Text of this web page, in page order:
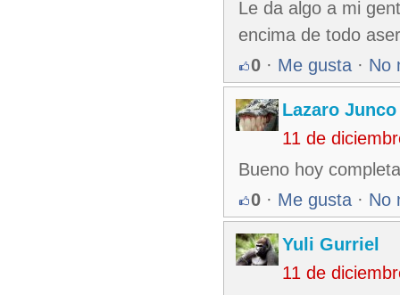
Le da algo a mi
encima de todo
0 · Me gusta · No
Lazaro Junco
11 de
Bueno hoy
0 · Me gusta · No
Yuli Gurriel
11 de